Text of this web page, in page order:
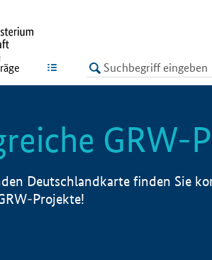
LISTE
GRW-
Deutschlandkarte finden Sie
Projekte!